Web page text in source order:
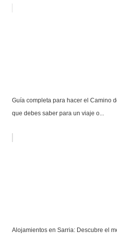
Guía completa para hacer el Camino
que debes saber para un viaje o...
Alojamientos en Sarria: Descubre el